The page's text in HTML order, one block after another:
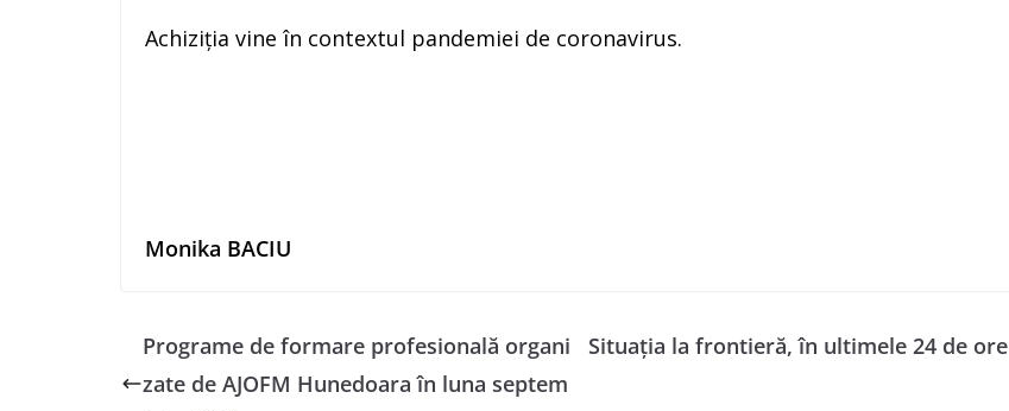
Achiziția vine în contextul pandemiei de coronavirus.
Monika BACIU
Programe de formare profesională organi
zate de AJOFM Hunedoara în luna septem
Situaţia la frontieră, în ultimele 24 de ore